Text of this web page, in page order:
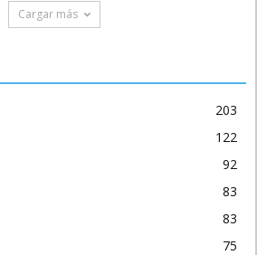
Cargar más
203
122
92
83
83
75